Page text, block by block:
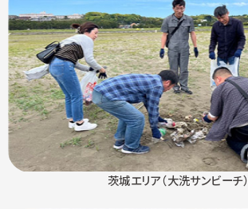
茨城エリア（大洗サンビーチ）